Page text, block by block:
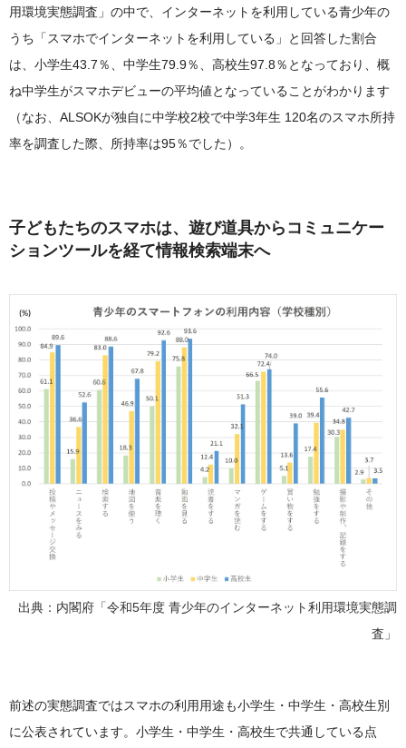
用環境実態調査」の中で、インターネットを利用している青少年の
うち「スマホでインターネットを利用している」と回答した割合
は、小学生43.7％、中学生79.9％、高校生97.8％となっており、概
ね中学生がスマホデビューの平均値となっていることがわかります
（なお、ALSOKが独自に中学校2校で中学3年生 120名のスマホ所持
率を調査した際、所持率は95％でした）。
子どもたちのスマホは、遊び道具からコミュニケー
ションツールを経て情報検索端末へ
出典：内閣府「令和5年度 青少年のインターネット利用環境実態調
査」
前述の実態調査ではスマホの利用用途も小学生・中学生・高校生別
に公表されています。小学生・中学生・高校生で共通している点